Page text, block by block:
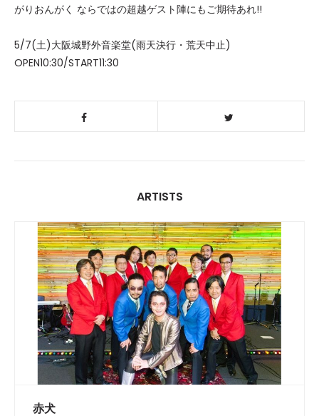
がりおんがく ならではの超越ゲスト陣にもご期待あれ!!
5/7(土)大阪城野外音楽堂(雨天決行・荒天中止)
OPEN10:30/START11:30
ARTISTS
赤犬